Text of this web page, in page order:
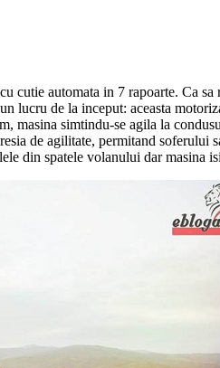
cutie automata in 7 rapoarte. Ca
lucru de la inceput: aceasta
masina simtindu-se agila la
de agilitate, permitand
din spatele volanului dar masina